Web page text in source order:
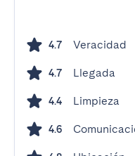
4.7 Veracidad
4.7 Llegada
4.4 Limpieza
4.6